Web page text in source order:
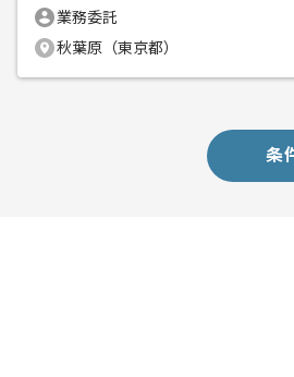
業務委託
秋葉原（東京都）
条